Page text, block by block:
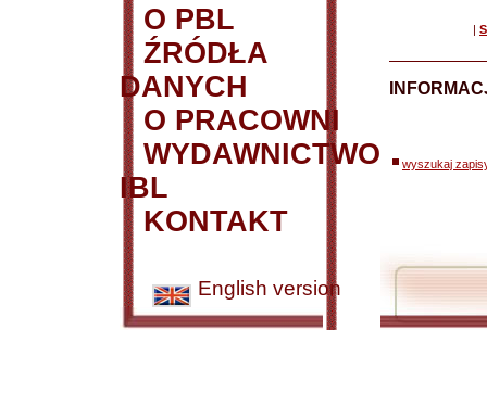
O PBL
ŹRÓDŁA
DANYCH
O PRACOWNI
WYDAWNICTWO
IBL
KONTAKT
English version
|
wyszukaj